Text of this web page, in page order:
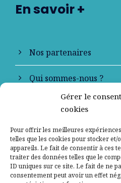
Gérer le
cookies
Pour offrir les meilleures
telles que les cookies pour stocker
appareils. Le fait de consentir à ces
traiter des données telles que le
ID uniques sur ce site. Le fait de ne
consentement peut avoir un effet
En savoir +
Nos partenaires
Qui sommes-nous ?
Contactez-nous
Mentions légales
Politique de